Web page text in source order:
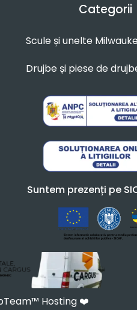
Categorii
Scule și unelte
Drujbe și piese de
Suntem prezenți pe
Hosting ❤️